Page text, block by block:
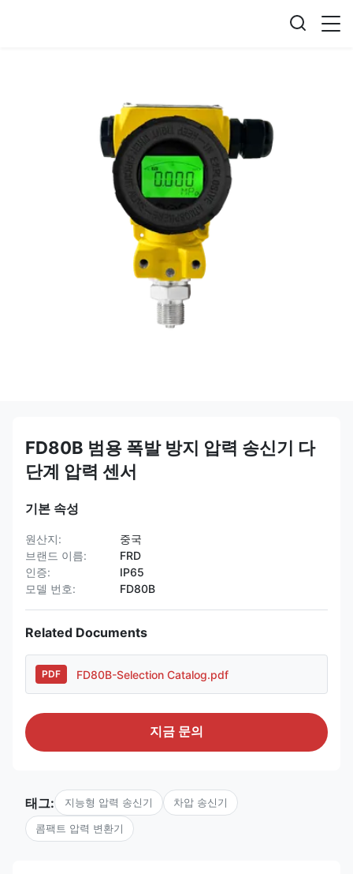
FD80B 범용 폭발 방지 압력 송신기 다
단계 압력 센서
기본 속성
원산지:
중국
브랜드 이름:
FRD
인증:
IP65
모델 번호:
FD80B
Related Documents
PDF FD80B-Selection Catalog.pdf
지금 문의
태그: 지능형 압력 송신기 차압 송신기
콤팩트 압력 변환기